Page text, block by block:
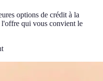
options de crédit à la
qui vous convient le